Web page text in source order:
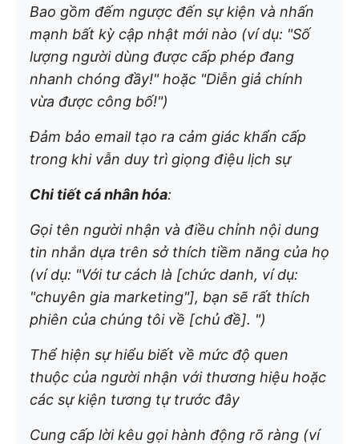
Bao gồm đếm ngược đến sự kiện và nhấn
mạnh bất kỳ cập nhật mới nào (ví dụ: "Số
lượng người dùng được cấp phép đang
nhanh chóng đầy!" hoặc "Diễn giả chính
vừa được công bố!")
Đảm bảo email tạo ra cảm giác khẩn cấp
trong khi vẫn duy trì giọng điệu lịch sự
Chi tiết cá nhân hóa:
Gọi tên người nhận và điều chỉnh nội dung
tin nhắn dựa trên sở thích tiềm năng của họ
(ví dụ: "Với tư cách là [chức danh, ví dụ:
"chuyên gia marketing"], bạn sẽ rất thích
phiên của chúng tôi về [chủ đề]. ")
Thể hiện sự hiểu biết về mức độ quen
thuộc của người nhận với thương hiệu hoặc
các sự kiện tương tự trước đây
Cung cấp lời kêu gọi hành động rõ ràng (ví